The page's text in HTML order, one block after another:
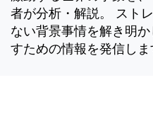
者が分析・解説。 スト
ない背景事情を解き明
すための情報を発信しま